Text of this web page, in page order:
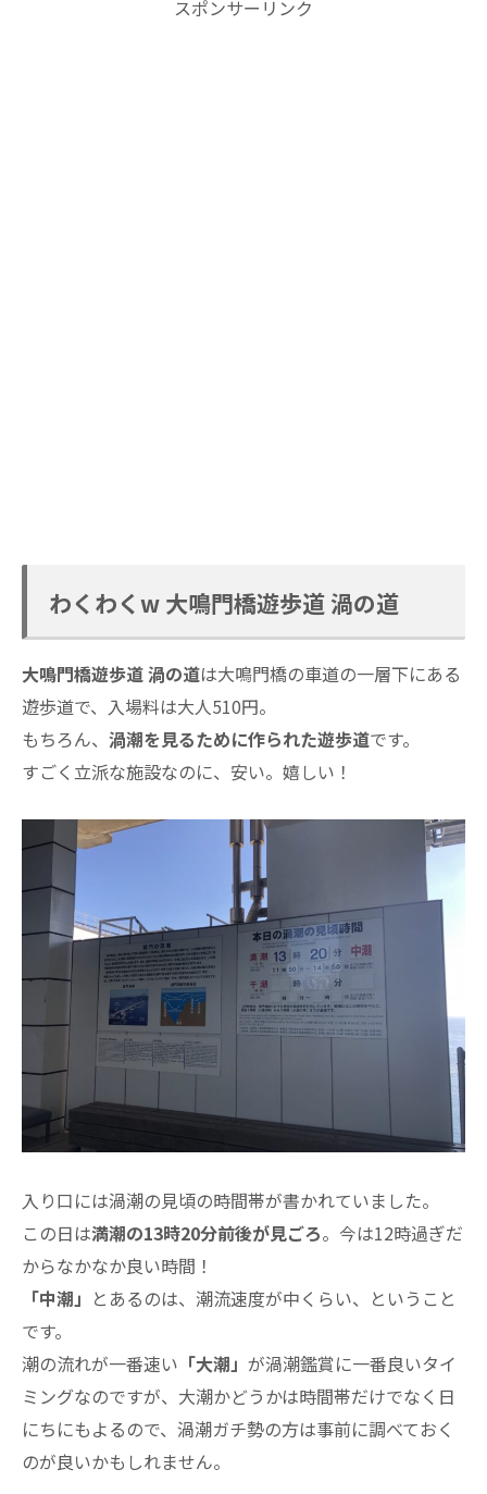
スポンサーリンク
わくわくw 大鳴門橋遊歩道 渦の道
大鳴門橋遊歩道 渦の道は大鳴門橋の車道の一層下にある
遊歩道で、入場料は大人510円。
もちろん、 渦潮を見るために作られた遊歩道です。
すごく立派な施設なのに、安い。嬉しい！
入り口には渦潮の見頃の時間帯が書かれていました。
この日は満潮の13時20分前後が見ごろ。今は12時過ぎだ
からなかなか良い時間！
「中潮」 とあるのは、潮流速度が中くらい、ということ
です。
潮の流れが一番速い 「大潮」 が渦潮鑑賞に一番良いタイ
ミングなのですが、大潮かどうかは時間帯だけでなく日
にちにもよるので、渦潮ガチ勢の方は事前に調べておく
のが良いかもしれません。